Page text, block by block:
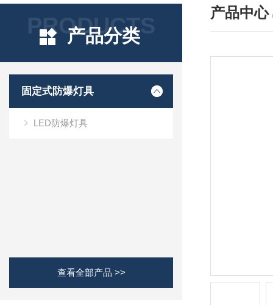
PRODUCTS
产品分类
固定式防爆灯具
LED防爆灯具
查看全部产品 >>
产品中心